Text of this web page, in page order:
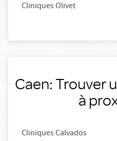
Cliniques Olivet
Caen: Trouver
à
Cliniques Calvados